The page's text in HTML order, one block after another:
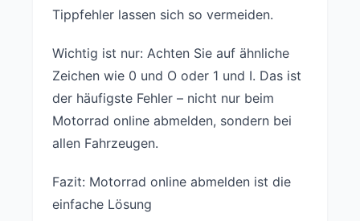
Tippfehler lassen sich so vermeiden.
Wichtig ist nur: Achten Sie auf ähnliche
Zeichen wie 0 und O oder 1 und I. Das ist
der häufigste Fehler – nicht nur beim
Motorrad online abmelden, sondern bei
allen Fahrzeugen.
Fazit: Motorrad online abmelden ist die
einfache Lösung